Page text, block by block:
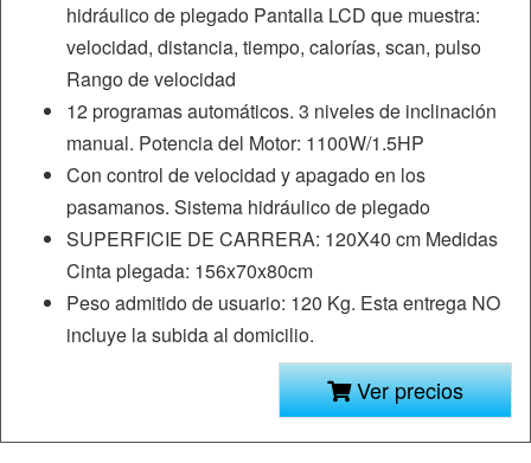
hidráulico de plegado Pantalla LCD que muestra:
velocidad, distancia, tiempo, calorías, scan, pulso
Rango de velocidad
12 programas automáticos. 3 niveles de inclinación
manual. Potencia del Motor: 1100W/1.5HP
Con control de velocidad y apagado en los
pasamanos. Sistema hidráulico de plegado
SUPERFICIE DE CARRERA: 120X40 cm Medidas
Cinta plegada: 156x70x80cm
Peso admitido de usuario: 120 Kg. Esta entrega NO
incluye la subida al domicilio.
Ver precios